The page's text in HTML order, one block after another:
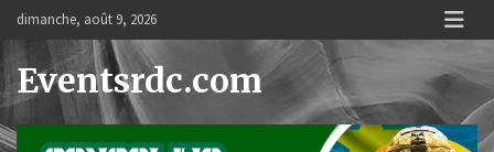
Skip
content
dimanche, août 9, 2026
Eventsrdc.com